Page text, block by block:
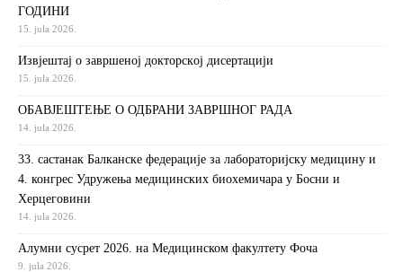
ГОДИНИ
15. jula 2026.
Извjeштaj o зaвршeнoj дoктoрскoj дисeртaциjи
15. jula 2026.
ОБАВЈЕШТЕЊЕ О ОДБРАНИ ЗАВРШНОГ РАДА
14. jula 2026.
33. састанак Балканске федерације за лабораторијску медицину и
4. конгрес Удружења медицинских биохемичара у Босни и
Херцеговини
14. jula 2026.
Алумни сусрет 2026. на Медицинском факултету Фоча
9. jula 2026.